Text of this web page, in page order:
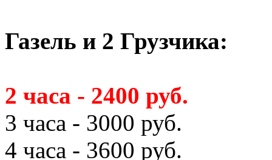
Газель и 2 Грузчика:
2 часа - 2400 руб.
3 часа - 3000 руб.
4 часа - 3600 руб.